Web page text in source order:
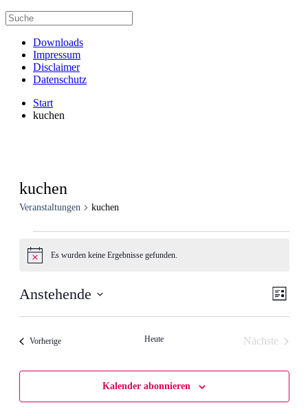
Downloads
Impressum
Disclaimer
Datenschutz
Start
kuchen
kuchen
Veranstaltungen kuchen
HinweisEs wurden keine Ergebnisse gefunden.
Liste
Anstehende
VorherigeVeranstaltungen Heute
Nächste
Kalender abonnieren